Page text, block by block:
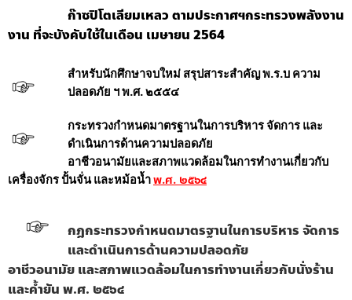
ก๊าซปิโตเลียมเหลว ตามประกาศฯกระทรวงพลังงาน
งาน ที่จะบังคับใช้ในเดือน เมษายน 2564
สำหรับนักศึกษาจบใหม่ สรุปสาระสำคัญ พ.ร.บ ความ
ปลอดภัย ฯ พ.ศ. ๒๕๕๔
กระทรวงกำหนดมาตรฐานในการบริหาร จัดการ และ
ดำเนินการด้านความปลอดภัย
อาชีวอนามัยและสภาพแวดล้อมในการทำงานเกี่ยวกับ
เครื่องจักร ปั้นจั่น และหม้อน้ำพ.ศ. ๒๕๖๔
กฎกระทรวงกำหนดมาตรฐานในการบริหาร จัดการ
และดำเนินการด้านความปลอดภัย
อาชีวอนามัย และสภาพแวดล้อมในการทำงานเกี่ยวกับนั่งร้าน
และค้ำยัน พ.ศ. ๒๕๖๔